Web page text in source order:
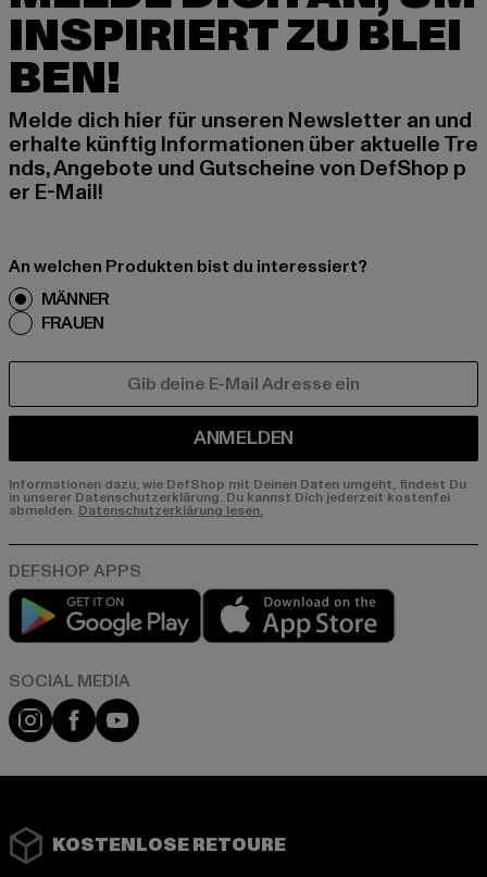
INSPIRIERT ZU BLEI
BEN!
Melde dich hier für unseren Newsletter an und
erhalte künftig Informationen über aktuelle Tre
nds, Angebote und Gutscheine von DefShop p
er E-Mail!
An welchen Produkten bist du interessiert?
MÄNNER
FRAUEN
ANMELDEN
Informationen dazu, wie DefShop mit Deinen Daten umgeht, findest Du
in unserer Datenschutzerklärung. Du kannst Dich jederzeit kostenfei
abmelden. Datenschutzerklärung lesen.
Play market
Instagram
FacebookYouTube
KOSTENLOSE RETOURE